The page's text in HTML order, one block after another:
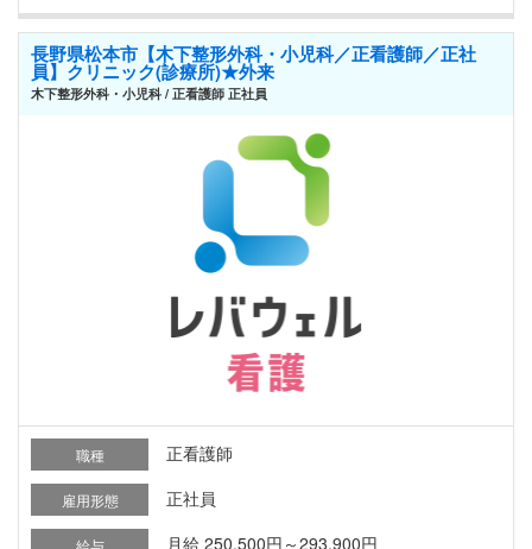
長野県松本市【木下整形外科・小児科／正看護師／正社
員】クリニック(診療所)★外来
木下整形外科・小児科 / 正看護師 正社員
職種 正看護師
雇用形態 正社員
給与 月給 250,500円～293,900円